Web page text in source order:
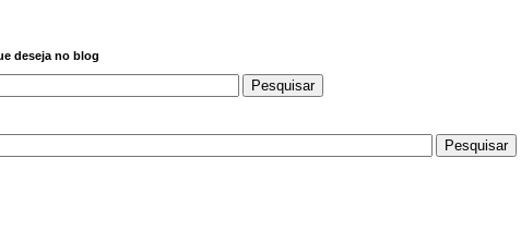
deseja no blog